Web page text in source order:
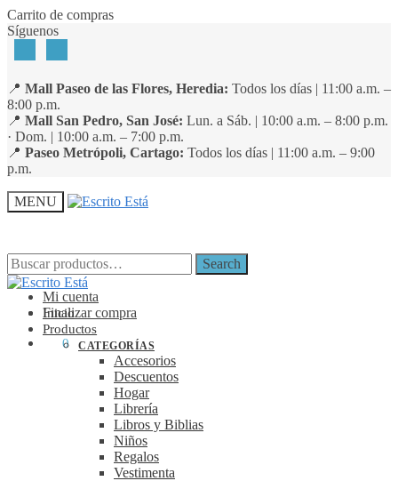
Skip
to
Skip
to
Carrito de compras
Síguenos
📍 Mall Paseo de las Flores, Heredia: Todos los días | 11:00 a.m. –
8:00 p.m.
📍 Mall San Pedro, San José: Lun. a Sáb. | 10:00 a.m. – 8:00 p.m.
· Dom. | 10:00 a.m. – 7:00 p.m.
📍 Paseo Metrópoli, Cartago: Todos los días | 11:00 a.m. – 9:00
p.m.
MENU
Search
for:
Search
Mi cuenta
Finalizar compra
0
Search
for:
Search
Inicio
Productos
CATEGORÍAS
Accesorios
Descuentos
Hogar
Librería
Libros y Biblias
Niños
Regalos
Vestimenta